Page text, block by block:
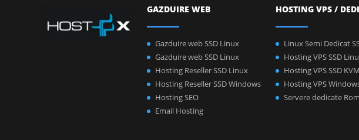
GAZDUIRE WEB
Gazduire web SSD Linux
Gazduire web SSD Linux
Hosting Reseller SSD Linux
Hosting Reseller SSD Windows
Hosting SEO
Email Hosting
HOSTING VPS /
Linux Semi Dedicat
Hosting VPS SSD
Hosting VPS SSD
Hosting VPS
Servere dedicate